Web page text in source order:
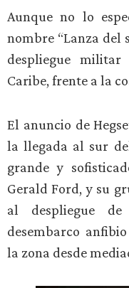
Aunque no lo
nombre “Lanza del
despliegue
Caribe, frente a la
El anuncio de
la llegada al sur
grande y
Gerald Ford, y su
al despliegue
desembarco
la zona desde